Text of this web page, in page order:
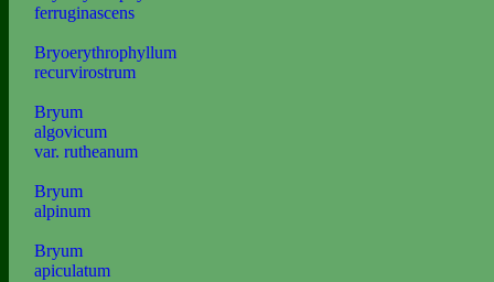
ferruginascens
Bryoerythrophyllum
recurvirostrum
Bryum
algovicum
var. rutheanum
Bryum
alpinum
Bryum
apiculatum